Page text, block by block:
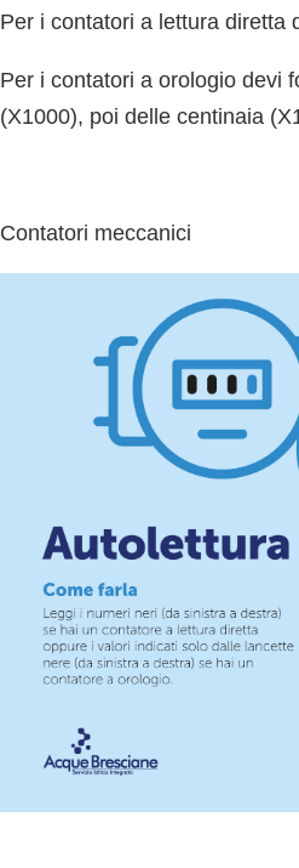
Per i contatori a lettura diretta
Per i contatori a orologio devi
(X1000), poi delle centinaia
Contatori meccanici